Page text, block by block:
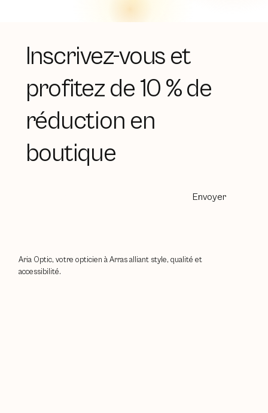
Inscrivez-vous et
profitez de 10 % de
réduction en
boutique
Envoyer
Aria Optic, votre opticien à Arras alliant style, qualité et
accessibilité.